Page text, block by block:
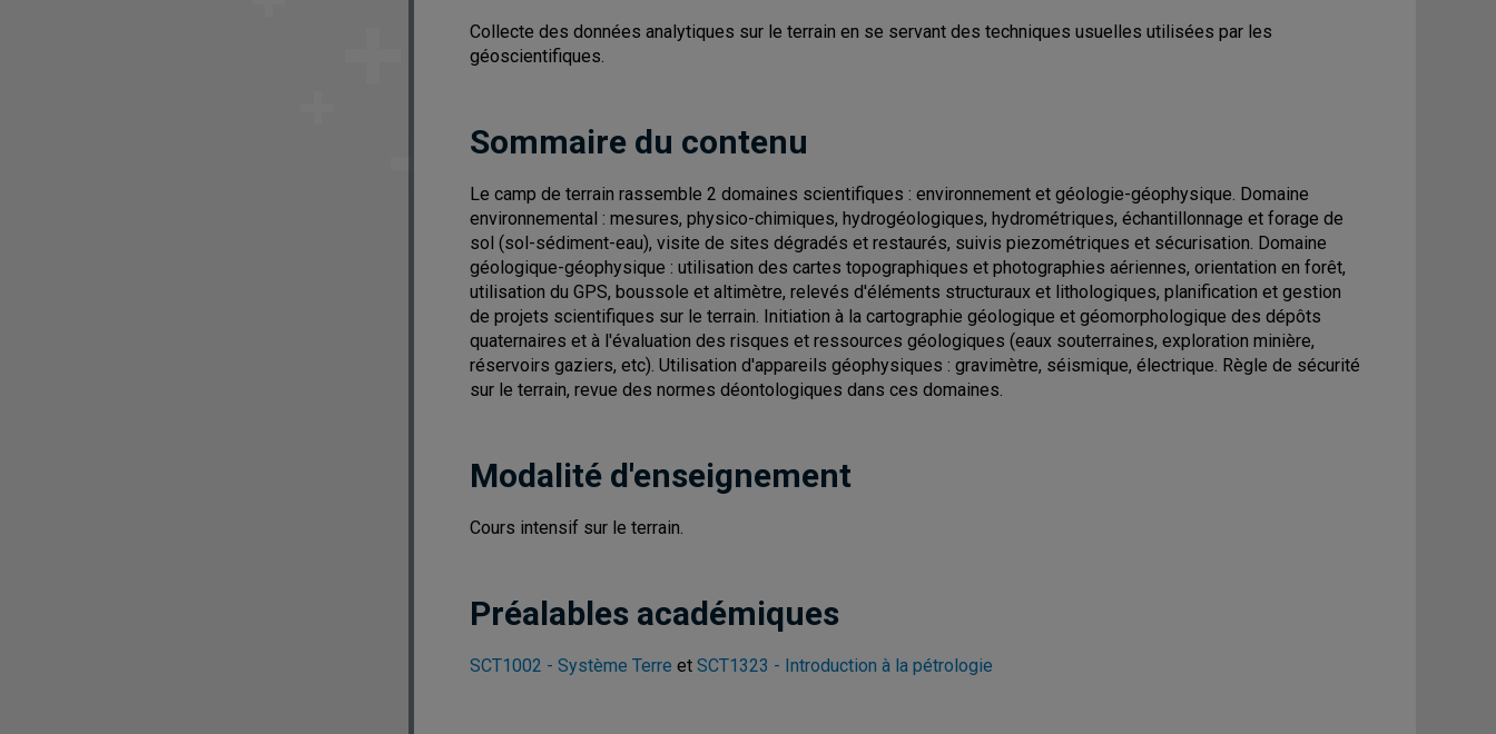
Collecte des données analytiques sur le terrain en se servant des techniques usuelles utilisées par les
géoscientifiques.
Sommaire du contenu
Le camp de terrain rassemble 2 domaines scientifiques : environnement et géologie-géophysique. Domaine
environnemental : mesures, physico-chimiques, hydrogéologiques, hydrométriques, échantillonnage et forage de
sol (sol-sédiment-eau), visite de sites dégradés et restaurés, suivis piezométriques et sécurisation. Domaine
géologique-géophysique : utilisation des cartes topographiques et photographies aériennes, orientation en forêt,
utilisation du GPS, boussole et altimètre, relevés d'éléments structuraux et lithologiques, planification et gestion
de projets scientifiques sur le terrain. Initiation à la cartographie géologique et géomorphologique des dépôts
quaternaires et à l'évaluation des risques et ressources géologiques (eaux souterraines, exploration minière,
réservoirs gaziers, etc). Utilisation d'appareils géophysiques : gravimètre, séismique, électrique. Règle de sécurité
sur le terrain, revue des normes déontologiques dans ces domaines.
Modalité d'enseignement
Cours intensif sur le terrain.
Préalables académiques
SCT1002 - Système Terre et SCT1323 - Introduction à la pétrologie